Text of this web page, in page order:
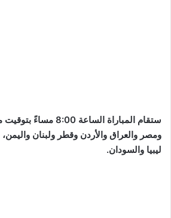
ستقام المباراة
ليبيا والسودان.